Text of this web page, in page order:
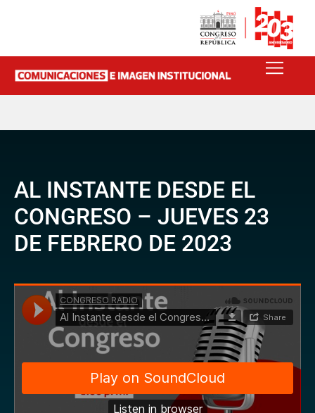
AL INSTANTE DESDE EL
CONGRESO – JUEVES 23
DE FEBRERO DE 2023